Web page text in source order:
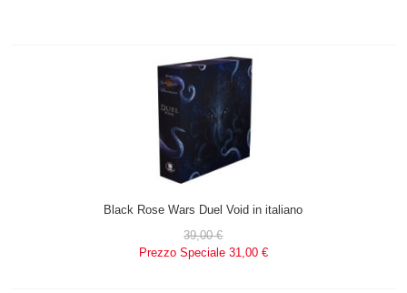
Black Rose Wars Duel Void in italiano
39,00 €
Prezzo Speciale 31,00 €